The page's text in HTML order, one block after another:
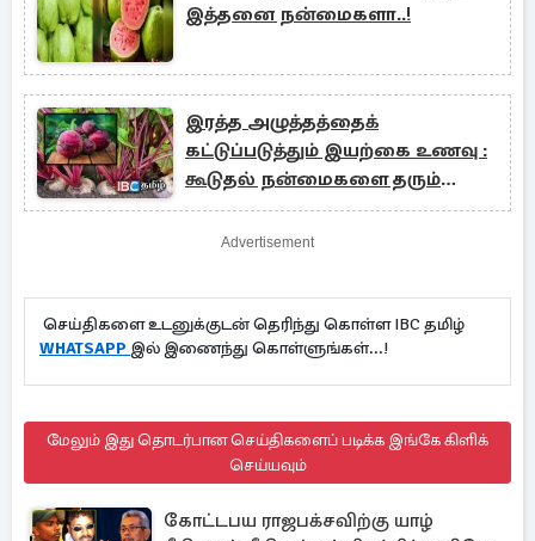
இத்தனை நன்மைகளா..!
இரத்த அழுத்தத்தைக்
கட்டுப்படுத்தும் இயற்கை உணவு :
கூடுதல் நன்மைகளை தரும்
பீட்ரூட்
Advertisement
செய்திகளை உடனுக்குடன் தெரிந்து கொள்ள IBC தமிழ்
WHATSAPP இல் இணைந்து கொள்ளுங்கள்...!
மேலும் இது தொடர்பான செய்திகளைப் படிக்க இங்கே கிளிக்
செய்யவும்
கோட்டபய ராஜபக்சவிற்கு யாழ்